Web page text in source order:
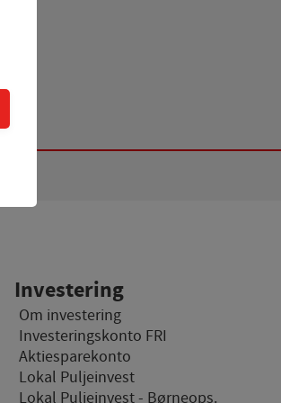
Investering
Om investering
Investeringskonto FRI
Aktiesparekonto
Lokal Puljeinvest
Lokal Puljeinvest - Børneops.